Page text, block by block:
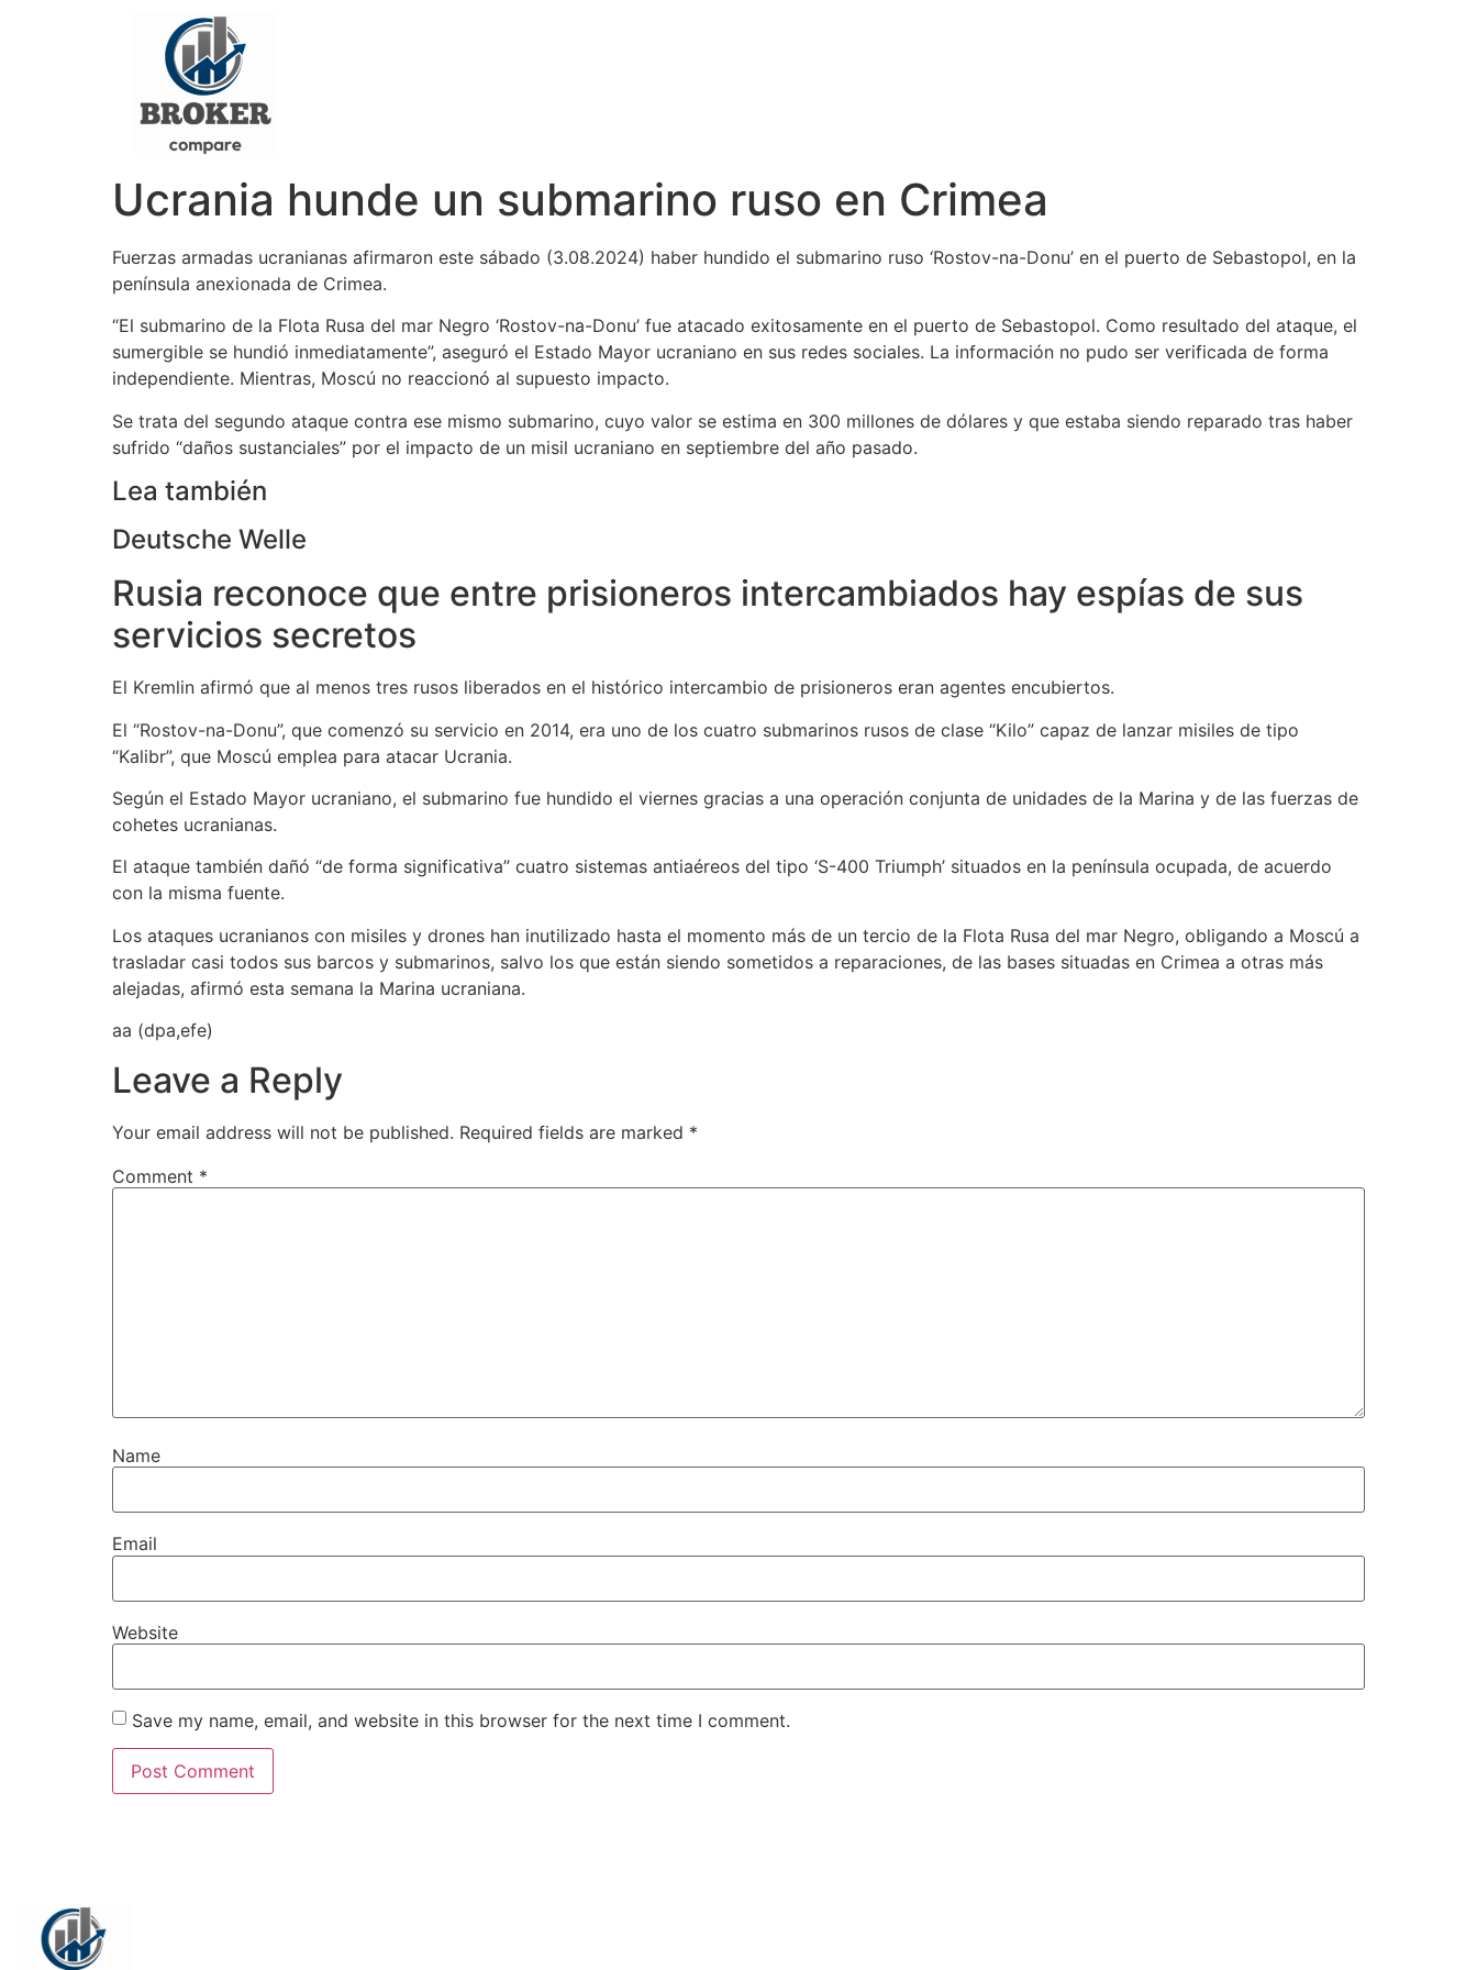
Ucrania hunde un submarino ruso en Crimea
Fuerzas armadas ucranianas afirmaron este sábado (3.08.2024) haber hundido el submarino ruso ‘Rostov-na-Donu’ en el puerto de Sebastopol, en la
península anexionada de Crimea.
“El submarino de la Flota Rusa del mar Negro ‘Rostov-na-Donu’ fue atacado exitosamente en el puerto de Sebastopol. Como resultado del ataque, el
sumergible se hundió inmediatamente”, aseguró el Estado Mayor ucraniano en sus redes sociales. La información no pudo ser verificada de forma
independiente. Mientras, Moscú no reaccionó al supuesto impacto.
Se trata del segundo ataque contra ese mismo submarino, cuyo valor se estima en 300 millones de dólares y que estaba siendo reparado tras haber
sufrido “daños sustanciales” por el impacto de un misil ucraniano en septiembre del año pasado.
Lea también
Deutsche Welle
Rusia reconoce que entre prisioneros intercambiados hay espías de sus
servicios secretos
El Kremlin afirmó que al menos tres rusos liberados en el histórico intercambio de prisioneros eran agentes encubiertos.
El “Rostov-na-Donu”, que comenzó su servicio en 2014, era uno de los cuatro submarinos rusos de clase “Kilo” capaz de lanzar misiles de tipo
“Kalibr”, que Moscú emplea para atacar Ucrania.
Según el Estado Mayor ucraniano, el submarino fue hundido el viernes gracias a una operación conjunta de unidades de la Marina y de las fuerzas de
cohetes ucranianas.
El ataque también dañó “de forma significativa” cuatro sistemas antiaéreos del tipo ‘S-400 Triumph’ situados en la península ocupada, de acuerdo
con la misma fuente.
Los ataques ucranianos con misiles y drones han inutilizado hasta el momento más de un tercio de la Flota Rusa del mar Negro, obligando a Moscú a
trasladar casi todos sus barcos y submarinos, salvo los que están siendo sometidos a reparaciones, de las bases situadas en Crimea a otras más
alejadas, afirmó esta semana la Marina ucraniana.
aa (dpa,efe)
Leave a Reply
Your email address will not be published. Required fields are marked *
Comment *
Name
Email
Website
Save my name, email, and website in this browser for the next time I comment.